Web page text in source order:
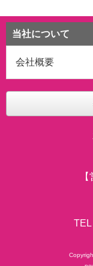
当社について
会社概要
TEL